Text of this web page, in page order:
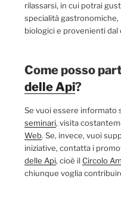
rilassarsi, in cui potrai
specialità gastronomiche,
biologici e provenienti
Come posso
delle Api?
Se vuoi essere informato
seminari, visita
Web. Se, invece, vuoi
iniziative, contatta i
delle Api, cioè il Circolo
chiunque voglia